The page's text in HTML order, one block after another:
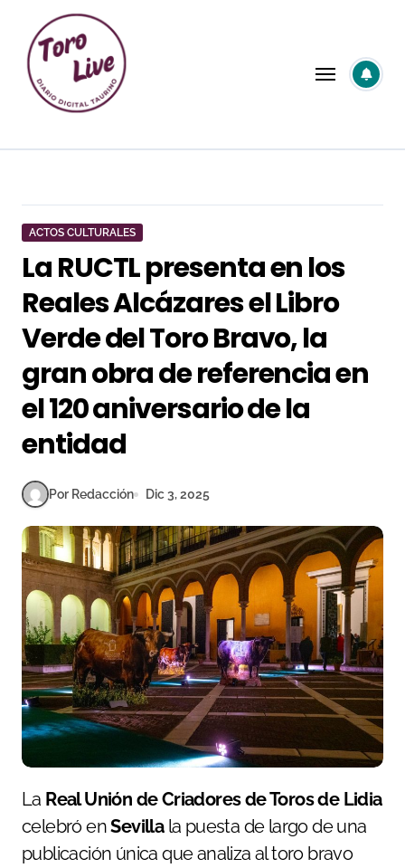
contenido
ACTOS CULTURALES
La RUCTL presenta en los
Reales Alcázares el Libro
Verde del Toro Bravo, la
gran obra de referencia en
el 120 aniversario de la
entidad
Por Redacción Dic 3, 2025
La Real Unión de Criadores de Toros de Lidia
celebró enSevillala puesta de largo de una
publicación única que analiza al toro bravo